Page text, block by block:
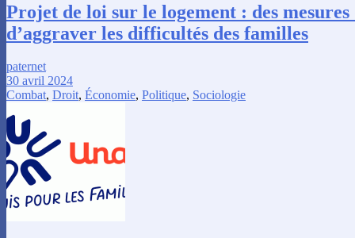
Projet de loi sur le logement : des
d’aggraver les difficultés des familles
paternet
30 avril 2024
Combat, Droit, Économie, Politique, Sociologie